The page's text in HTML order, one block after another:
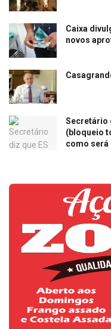
Caixa
novos
Secretário
(bloqueio
como será